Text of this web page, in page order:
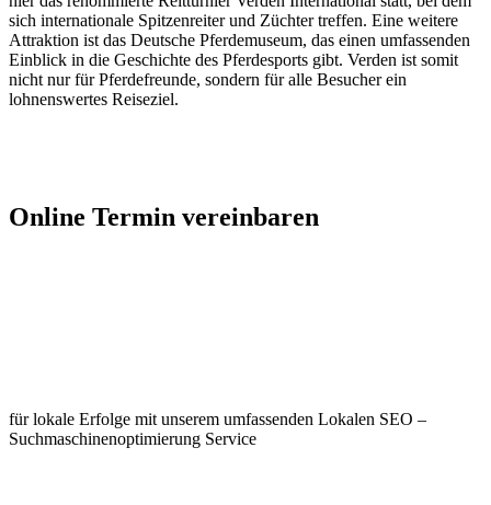
sich internationale Spitzenreiter und Züchter treffen. Eine weitere
Attraktion ist das Deutsche Pferdemuseum, das einen umfassenden
Einblick in die Geschichte des Pferdesports gibt. Verden ist somit
nicht nur für Pferdefreunde, sondern für alle Besucher ein
lohnenswertes Reiseziel.
Online Termin vereinbaren
für lokale Erfolge mit unserem umfassenden Lokalen SEO –
Suchmaschinenoptimierung Service